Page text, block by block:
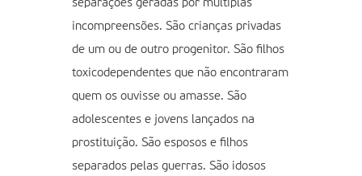
separações geradas por múltiplas
incompreensões. São crianças privadas
de um ou de outro progenitor. São filhos
toxicodependentes que não encontraram
quem os ouvisse ou amasse. São
adolescentes e jovens lançados na
prostituição. São esposos e filhos
separados pelas guerras. São idosos